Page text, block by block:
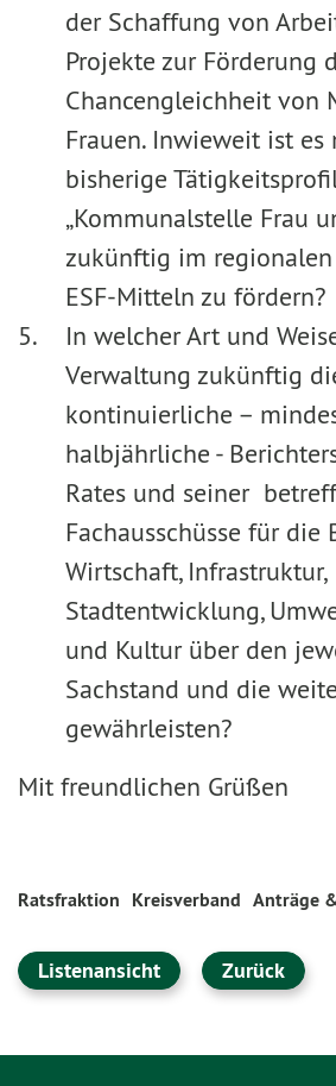
der Schaffung von
Projekte zur Förderung
Chancengleichheit von
Frauen. Inwieweit ist es
bisherige
„Kommunalstelle Frau
zukünftig im
ESF-Mitteln zu fördern?
In welcher Art und
Verwaltung zukünftig
kontinuierliche –
halbjährliche -
Rates und seiner
Fachausschüsse für die
Wirtschaft, Infrastruktur,
Stadtentwicklung,
und Kultur über den
Sachstand und die
gewährleisten?
Mit freundlichen Grüßen
Ratsfraktion Kreisverband Anträge
Listenansicht Zurück